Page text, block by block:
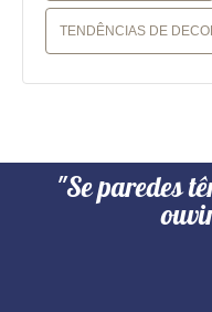
TENDÊNCIAS DE
"Se paredes